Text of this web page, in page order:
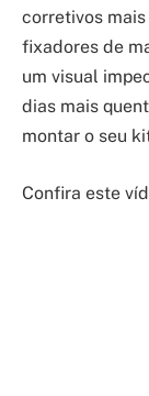
corretivos
fixadores de
um visual
dias mais
montar o seu
Confira este